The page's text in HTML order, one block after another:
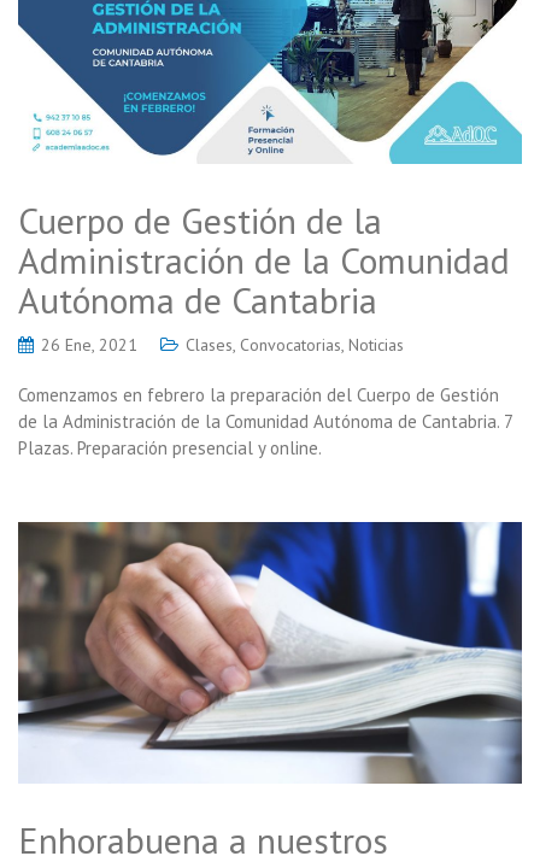
Cuerpo de Gestión de la
Administración de la Comunidad
Autónoma de Cantabria
26 Ene, 2021 Clases Convocatorias Noticias
Comenzamos en febrero la preparación del Cuerpo de Gestión
de la Administración de la Comunidad Autónoma de Cantabria. 7
Plazas. Preparación presencial y online.
Enhorabuena a nuestros